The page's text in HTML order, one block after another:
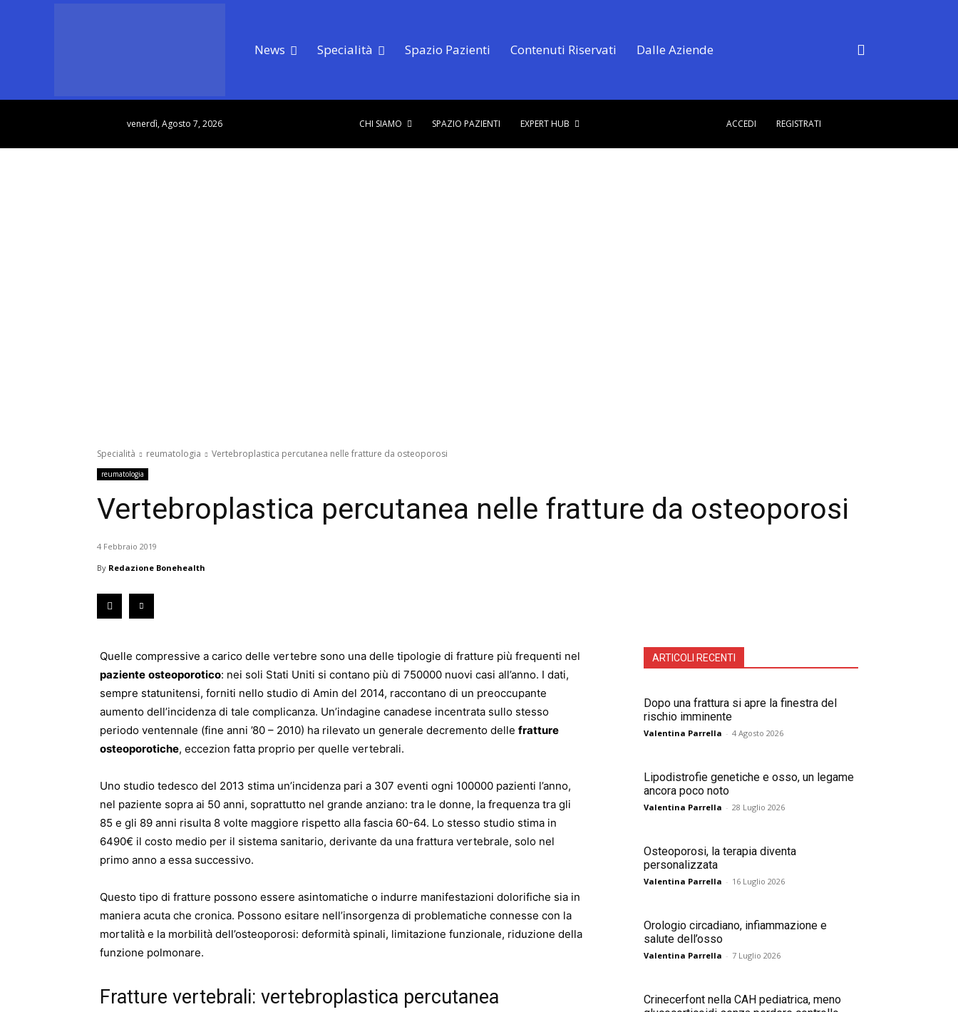
News Specialità Spazio Pazienti Contenuti Riservati Dalle Aziende
venerdì, Agosto 7, 2026 CHI SIAMO SPAZIO PAZIENTI EXPERT HUB ACCEDI REGISTRATI
Specialità reumatologia Vertebroplastica percutanea nelle fratture da osteoporosi
reumatologia
Vertebroplastica percutanea nelle fratture da osteoporosi
4 Febbraio 2019
By Redazione Bonehealth
Quelle compressive a carico delle vertebre sono una delle tipologie di fratture più frequenti nel
paziente osteoporotico: nei soli Stati Uniti si contano più di 750000 nuovi casi all’anno. I dati,
sempre statunitensi, forniti nello studio di Amin del 2014, raccontano di un preoccupante
aumento dell’incidenza di tale complicanza. Un’indagine canadese incentrata sullo stesso
periodo ventennale (fine anni ’80 – 2010) ha rilevato un generale decremento delle fratture
osteoporotiche, eccezion fatta proprio per quelle vertebrali.
Uno studio tedesco del 2013 stima un’incidenza pari a 307 eventi ogni 100000 pazienti l’anno,
nel paziente sopra ai 50 anni, soprattutto nel grande anziano: tra le donne, la frequenza tra gli
85 e gli 89 anni risulta 8 volte maggiore rispetto alla fascia 60-64. Lo stesso studio stima in
6490€ il costo medio per il sistema sanitario, derivante da una frattura vertebrale, solo nel
primo anno a essa successivo.
Questo tipo di fratture possono essere asintomatiche o indurre manifestazioni dolorifiche sia in
maniera acuta che cronica. Possono esitare nell’insorgenza di problematiche connesse con la
mortalità e la morbilità dell’osteoporosi: deformità spinali, limitazione funzionale, riduzione della
funzione polmonare.
Fratture vertebrali: vertebroplastica percutanea
ARTICOLI RECENTI
Dopo una frattura si apre la finestra del
rischio imminente
Valentina Parrella - 4 Agosto 2026
Lipodistrofie genetiche e osso, un legame
ancora poco noto
Valentina Parrella - 28 Luglio 2026
Osteoporosi, la terapia diventa
personalizzata
Valentina Parrella - 16 Luglio 2026
Orologio circadiano, infiammazione e
salute dell’osso
Valentina Parrella - 7 Luglio 2026
Crinecerfont nella CAH pediatrica, meno